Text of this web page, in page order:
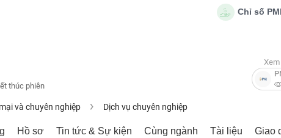
Chỉ số PMI
thúc phiên
và chuyên nghiệp Dịch vụ chuyên nghiệp
Hồ sơ Tin tức & Sự kiện Cùng ngành Tài liệu Giao